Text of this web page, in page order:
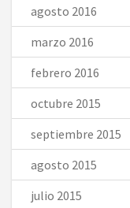
agosto 2016
marzo 2016
febrero 2016
octubre 2015
septiembre 2015
agosto 2015
julio 2015